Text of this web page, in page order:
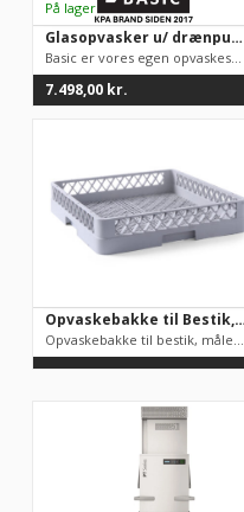
Glasopvasker u/ drænpumpe, BASIC –
Basic er vores egen opvaskeserie. Maskinerne er produceret i I...
7.498,00 kr.
Opvaskebakke til Bestik, industriopvasker